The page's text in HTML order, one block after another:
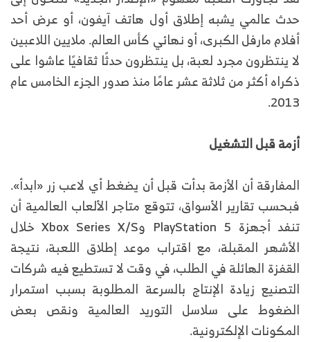
حدث عالمي يشبه إطلاق أول هاتف آيفون، أو عرض أحد
أفلام مارفل الكبرى، أو نهائي كأس العالم. ملايين اللاعبين
لا ينتظرون مجرد لعبة، بل ينتظرون حدثًا ثقافيًا عاشوا على
ذكراه أكثر من ثلاثة عشر عامًا منذ صدور الجزء الخامس عام
2013.
أزمة قبل التشغيل
المفارقة أن الأزمة بدأت قبل أن يضغط أي لاعب زر «ابدأ».
فبحسب تقارير الأسواق، تتوقع متاجر الألعاب العالمية أن
تنفد أجهزة PlayStation 5 وXbox Series X/S خلال
الأشهر المقبلة، مع اقتراب موعد إطلاق اللعبة، نتيجة
القفزة الهائلة في الطلب، في وقت لا تستطيع فيه شركات
التصنيع زيادة الإنتاج بالسرعة المطلوبة بسبب استمرار
الضغوط على سلاسل التوريد العالمية ونقص بعض
المكونات الإلكترونية.